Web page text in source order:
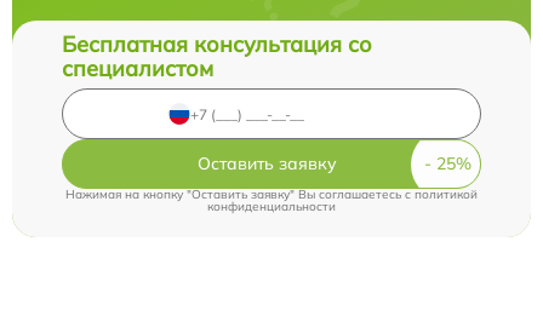
Бесплатная консультация со
специалистом
Оставить заявку
Нажимая на кнопку "Оставить заявку" Вы соглашаетесь cполитикой
конфиденциальности